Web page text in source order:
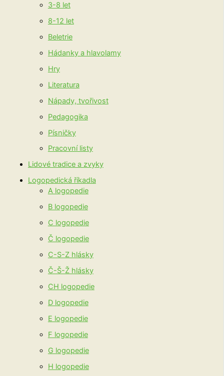
3-8 let
8-12 let
Beletrie
Hádanky a hlavolamy
Hry
Literatura
Nápady, tvořivost
Pedagogika
Písničky
Pracovní listy
Lidové tradice a zvyky
Logopedická říkadla
A logopedie
B logopedie
C logopedie
Č logopedie
C-S-Z hlásky
Č-Š-Ž hlásky
CH logopedie
D logopedie
E logopedie
F logopedie
G logopedie
H logopedie